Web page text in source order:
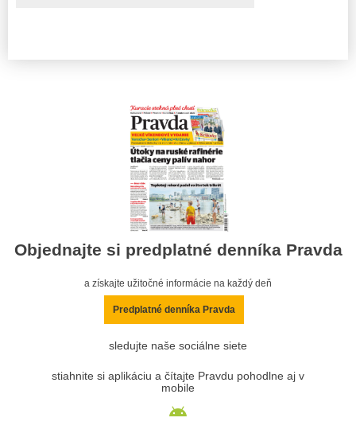
Objednajte si predplatné denníka Pravda
a získajte užitočné informácie na každý deň
Predplatné denníka Pravda
sledujte naše sociálne siete
stiahnite si aplikáciu a čítajte Pravdu pohodlne aj v
mobile